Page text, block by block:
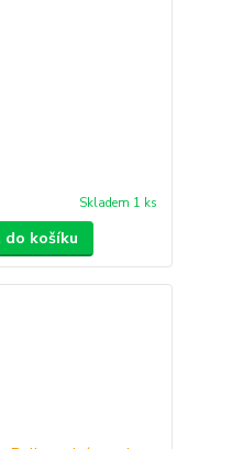
Skladem 1 ks
do košíku